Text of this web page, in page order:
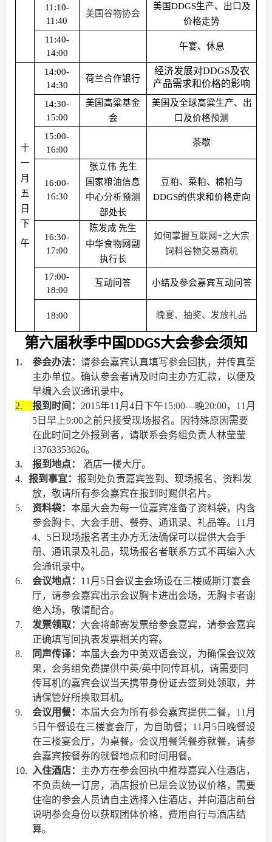
11:10-
11:40
美国谷物协会
美国DDGS生产、出口及
价格走势
11:40-
14:00
午宴、休息
十
一
月
五
日
下
午
14:00-
14:30
荷兰合作银行
经济发展对DDGS及农
产品需求和价格的影响
14:30-
15:00
美国高粱基金
会
美国及全球高粱生产、出
口及价格预测
15:00-
16:00
茶歇
16:00-
16:30
张立伟 先生
国家粮油信息
中心分析预测
部处长
豆粕、菜粕、棉粕与
DDGS的供求和价格走向
16:30-
17:00
陈发成 先生
中华食物网副
执行长
如何掌握互联网+之大宗
饲料谷物交易商机
17:00-
18:00
互动问答 小结及参会嘉宾互动问答
18:00 晚宴、抽奖、发放礼品
第六届秋季中国 DDGS大会参会须知
1. 参会办法： 请参会嘉宾认真填写参会回执，并传真至
主办单位。确认参会者请及时向主办方汇款，以便及
早编入会议通讯录中。
2.
报到时间： 2015年11月 4 日下午15:00—晚20:00， 11月
5 日早上9:00之前只接受现场报名。因特殊原因需要
在此时间之外报到者，请联系会务组负责人林莹莹
13763353626。
3.
报到地点：
酒店一楼大厅。
4.
报到事宜： 报到处负责嘉宾签到、现场报名、资料发
放，敬请所有参会嘉宾在报到时赐供名片。
5.
资料袋： 本届大会为每一位嘉宾准备了资料袋，内含
参会胸卡、大会手册、餐券、通讯录、礼品等。 11月
4、 5 日现场报名者主办方无法确保可以提供大会手
册、通讯录及礼品，现场报名者联系方式不再编入大
会通讯录中。
6.
会议地点： 11月 5 日会议主会场设在三楼威斯汀宴会
厅，请参会嘉宾出示会议胸卡进出会场，无胸卡者谢
绝入场，敬请配合。
7.
发票领取： 大会将邮寄发票给参会嘉宾，请参会嘉宾
正确填写回执表发票相关内容。
8.
同声传译： 本届大会为中英双语会议，为确保会议效
果，会务组免费提供中英/英中同传耳机，请需要同
传耳机的嘉宾会议当天携带身份证去签到处领取，并
请保管好所换取耳机。
9.
会议用餐： 本届大会为所有参会嘉宾提供二餐， 11月
5 日午餐设在三楼宴会厅，为自助餐； 11月 5 日晚餐设
在三楼宴会厅，为桌餐。会议用餐凭餐券就餐，请参
会嘉宾按餐券的就餐地点和时间用餐。
10. 入住酒店： 主办方在参会回执中推荐嘉宾入住酒店，
不负责统一订房，酒店报价已是会议协议价格，需要
住宿的参会人员请自主选择入住酒店，并向酒店前台
说明参会身份以获取团体价格，费用自行与酒店结
算。